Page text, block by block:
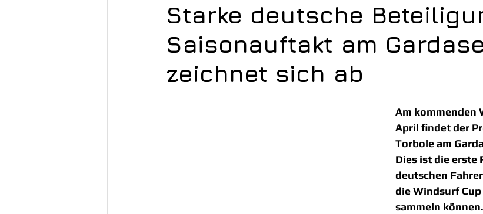
Starke deutsche
Saisonauftakt am
zeichnet sich ab
Am kommenden
April findet der
Torbole am
Dies ist die erste
deutschen
die Windsurf
sammeln